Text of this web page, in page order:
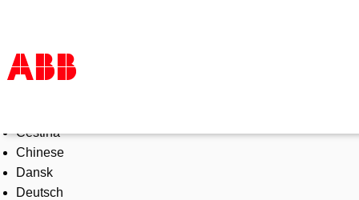
Products & Solutions
Industries
Services
About us
Čeština
Chinese
Dansk
Deutsch